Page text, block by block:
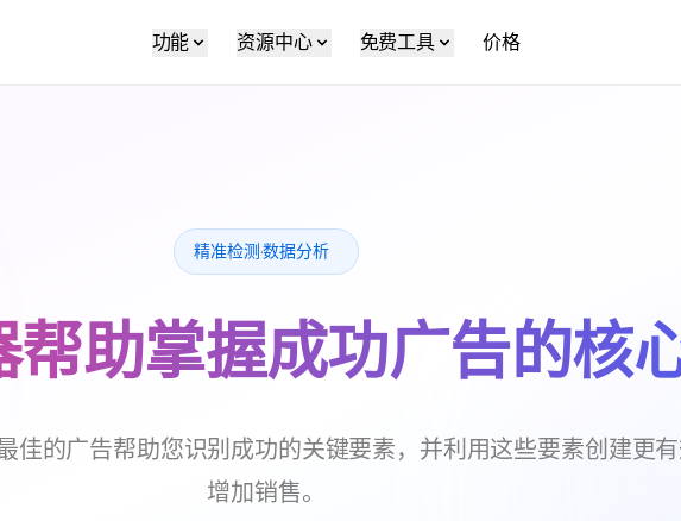
功能 资源中心 免费工具 价格
精准检测·数据分析
帮助掌握成功广告的核
佳的广告帮助您识别成功的关键要素，并利用这些要素创建更
增加销售。